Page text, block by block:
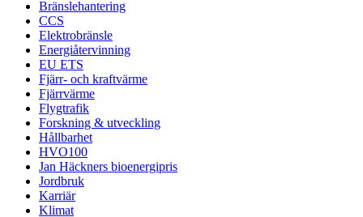
Bränslehantering
CCS
Elektrobränsle
Energiåtervinning
EU ETS
Fjärr- och kraftvärme
Fjärrvärme
Flygtrafik
Forskning & utveckling
Hållbarhet
HVO100
Jan Häckners bioenergipris
Jordbruk
Karriär
Klimat